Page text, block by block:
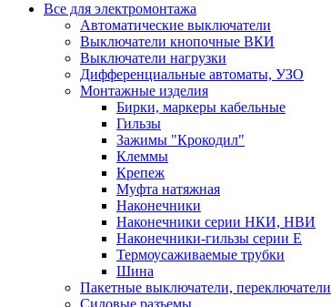
Все для электромонтажа
Автоматические выключатели
Выключатели кнопочные ВКИ
Выключатели нагрузки
Дифференциальные автоматы, УЗО
Монтажные изделия
Бирки, маркеры кабельные
Гильзы
Зажимы "Крокодил"
Клеммы
Крепеж
Муфта натяжная
Наконечники
Наконечники серии НКИ, НВИ
Наконечники-гильзы серии Е
Термоусаживаемые трубки
Шина
Пакетные выключатели, переключатели
Силовые разъемы